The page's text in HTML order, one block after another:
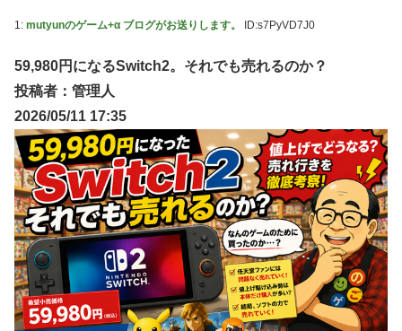
間閉じ込められるなら誰が良い？？？
【競馬】ボンドガールが引退、繁殖入り 18戦1勝 重賞2
【朗報】有名ボカロP、熊本に1000万円の寄付するｗｗｗｗ
【悲報】クマ駆除で町役場に抗議電話殺到…職員「業務にな
りません」
ひろゆき「コメント欄で暴れてるのは暇人です」→ネット
民、一言で片付けられてしまうｗｗｗｗｗ
海外「日本は戦勝国なんだよ」 戦後の日本人の特別な生き
様に各国から称賛の声
イオン爆発「車で来てるから戻るしかない」避難後に館内
へ…現場の実態が判明
て驚愕
ｗｗｗｗ
『LuckyFes'26』ハロプロ反省会会場
江別リンチ犯「立って謝罪は本気じゃない」 裁判官「裁判
で土下座してないキミは本気じゃないな」
【にじ甲2026】パワヒは打率は下がるから当たり引かない
とブレーキすぎる
【TOUGH2】37話感想 灘の同門対決は、さっそくオカル
ト技に展開…！？
1: mutyunのゲーム+α ブログがお送りします。 ID:s7PyVD7J0
59,980円になるSwitch2。それでも売れるのか？
投稿者：管理人
2026/05/11 17:35